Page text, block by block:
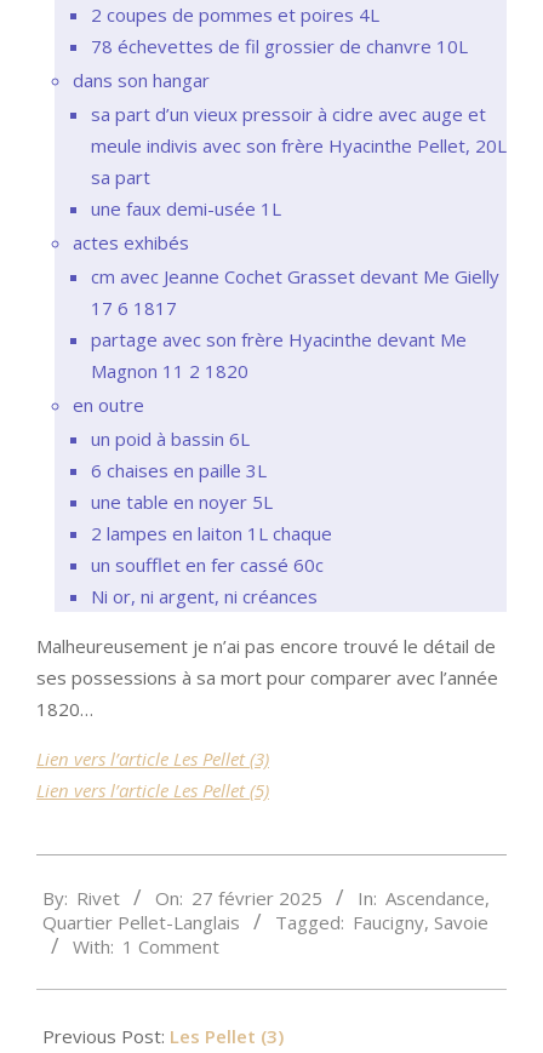
2 coupes de pommes et poires 4L
78 échevettes de fil grossier de chanvre 10L
dans son hangar
sa part d’un vieux pressoir à cidre avec auge et
meule indivis avec son frère Hyacinthe Pellet, 20L
sa part
une faux demi-usée 1L
actes exhibés
cm avec Jeanne Cochet Grasset devant Me Gielly
17 6 1817
partage avec son frère Hyacinthe devant Me
Magnon 11 2 1820
en outre
un poid à bassin 6L
6 chaises en paille 3L
une table en noyer 5L
2 lampes en laiton 1L chaque
un soufflet en fer cassé 60c
Ni or, ni argent, ni créances
Malheureusement je n’ai pas encore trouvé le détail de
ses possessions à sa mort pour comparer avec l’année
1820…
Lien vers l’article Les Pellet (3)
Lien vers l’article Les Pellet (5)
02-
27
By: Rivet On: 27 février 2025 In: Ascendance,
Quartier Pellet-Langlais
Tagged: Faucigny, Savoie
With: 1 Comment
Previous Post: Les Pellet (3)